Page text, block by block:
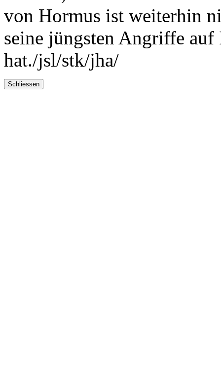
von Hormus ist weiterhin
seine jüngsten Angriffe
hat./jsl/stk/jha/
Schliessen